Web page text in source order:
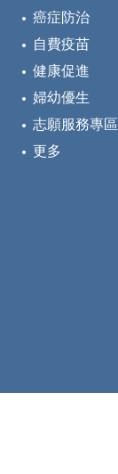
癌症防治
自費疫苗
健康促進
婦幼優生
志願服務專區
更多